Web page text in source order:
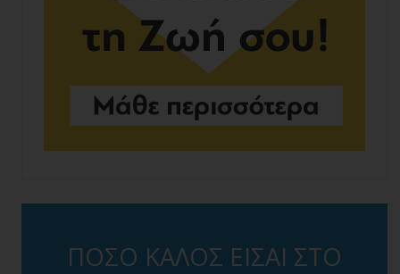
ΠΟΣΟ ΚΑΛΟΣ ΕΙΣΑΙ ΣΤΟ